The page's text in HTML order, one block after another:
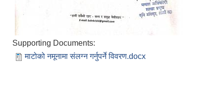
Supporting Documents:
माटोको नमूनामा संलग्न गर्नुपर्ने विवरण.docx